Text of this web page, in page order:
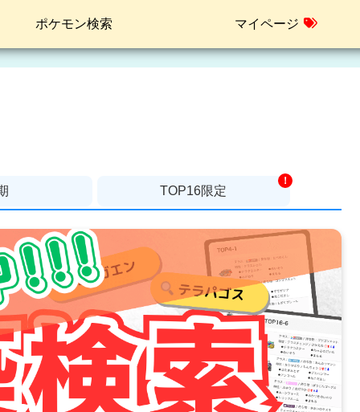
ポケモン検索 マイページ
TOP16限定
！